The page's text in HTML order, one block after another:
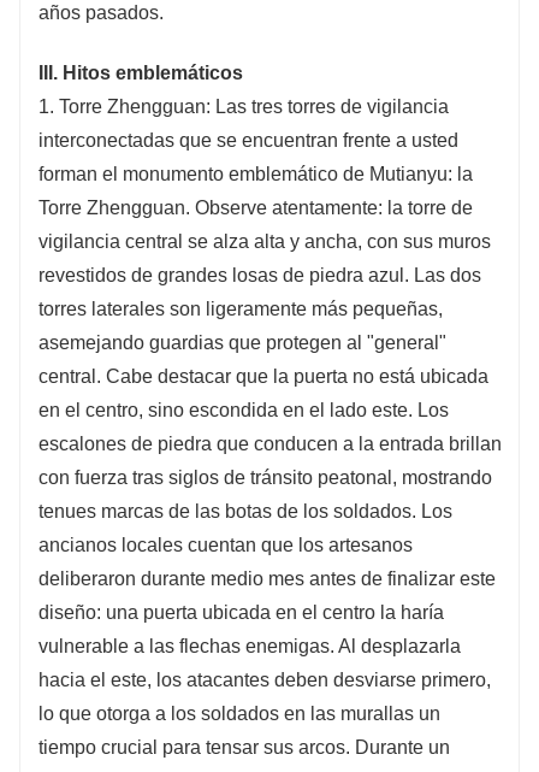
años pasados.
III. Hitos emblemáticos
1. Torre Zhengguan: Las tres torres de vigilancia
interconectadas que se encuentran frente a usted
forman el monumento emblemático de Mutianyu: la
Torre Zhengguan. Observe atentamente: la torre de
vigilancia central se alza alta y ancha, con sus muros
revestidos de grandes losas de piedra azul. Las dos
torres laterales son ligeramente más pequeñas,
asemejando guardias que protegen al "general"
central. Cabe destacar que la puerta no está ubicada
en el centro, sino escondida en el lado este. Los
escalones de piedra que conducen a la entrada brillan
con fuerza tras siglos de tránsito peatonal, mostrando
tenues marcas de las botas de los soldados. Los
ancianos locales cuentan que los artesanos
deliberaron durante medio mes antes de finalizar este
diseño: una puerta ubicada en el centro la haría
vulnerable a las flechas enemigas. Al desplazarla
hacia el este, los atacantes deben desviarse primero,
lo que otorga a los soldados en las murallas un
tiempo crucial para tensar sus arcos. Durante un